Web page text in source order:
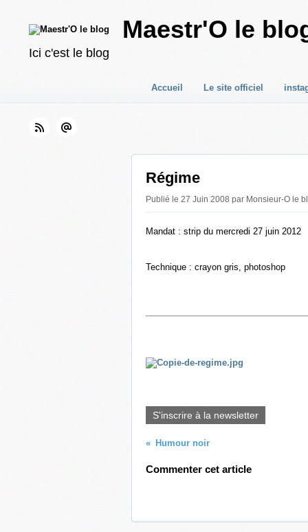
Maestr'O le
Ici c'est le blog
Accueil Le site officiel
Régime
Publié le 27 Juin 2008 par Monsieur-O le
Mandat : strip du mercredi 27 juin 2012
Technique : crayon gris, photoshop
S'inscrire à la newsletter
Humour noir
Commenter cet article